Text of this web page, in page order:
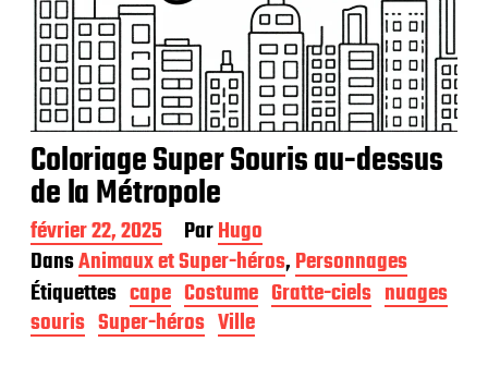
Coloriage Super Souris au-dessus
de la Métropole
D
a
t
e
d
e
février 22, 2025 ParHugo
DansAnimaux et Super-héros,Personnages
Étiquettes cape Costume Gratte-ciels nuages
souris Super-héros Ville